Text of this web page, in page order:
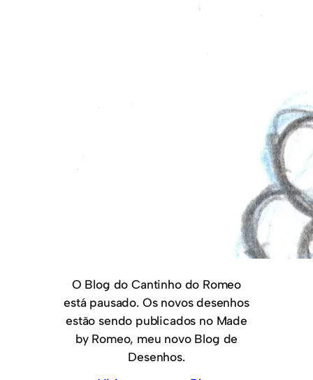
O Blog do Cantinho do Romeo
está pausado. Os novos desenhos
estão sendo publicados no Made
by Romeo, meu novo Blog de
Desenhos.